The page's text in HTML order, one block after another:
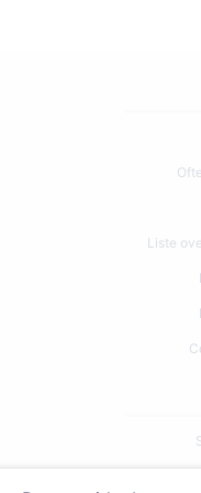
Liste